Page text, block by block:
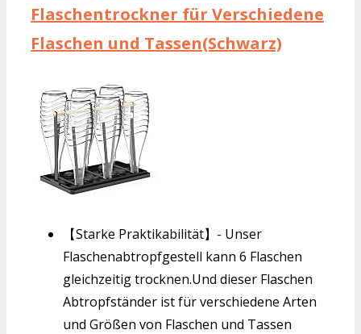
Flaschentrockner für Verschiedene
Flaschen und Tassen(Schwarz)
【Starke Praktikabilität】- Unser
Flaschenabtropfgestell kann 6 Flaschen
gleichzeitig trocknen.Und dieser Flaschen
Abtropfständer ist für verschiedene Arten
und Größen von Flaschen und Tassen